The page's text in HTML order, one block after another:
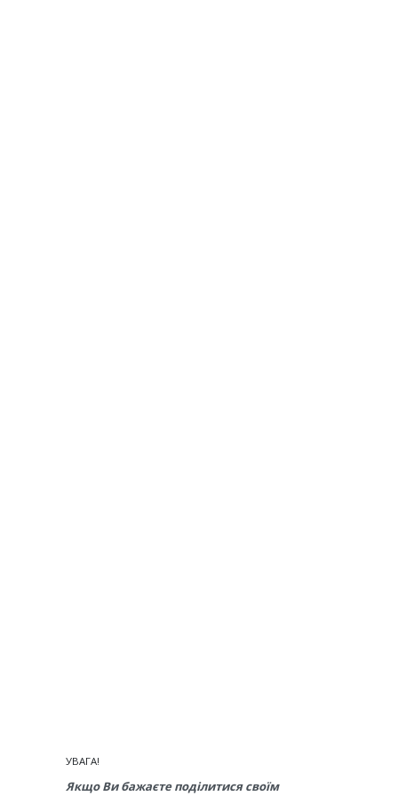
УВАГА!
Якщо Ви бажаєте поділитися своїм